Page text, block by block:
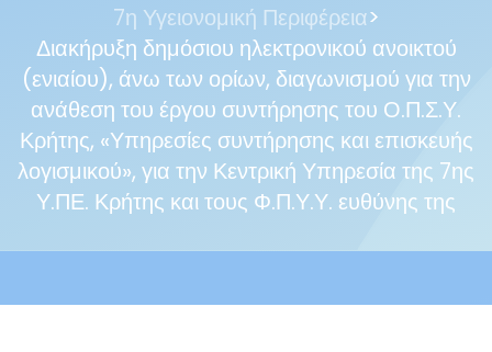
7η Υγειονομική Περιφέρεια>
Διακήρυξη δημόσιου ηλεκτρονικού ανοικτού
(ενιαίου), άνω των ορίων, διαγωνισμού για την
ανάθεση του έργου συντήρησης του Ο.Π.Σ.Υ.
Κρήτης, «Υπηρεσίες συντήρησης και επισκευής
λογισμικού», για την Κεντρική Υπηρεσία της 7ης
Υ.ΠΕ. Κρήτης και τους Φ.Π.Υ.Υ. ευθύνης της